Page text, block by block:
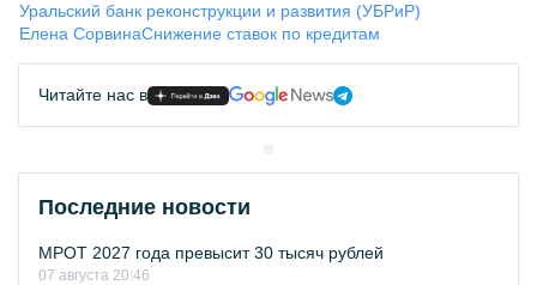
Уральский банк реконструкции и развития (УБРиР)
Елена СорвинаСнижение ставок по кредитам
Читайте нас в
Последние новости
МРОТ 2027 года превысит 30 тысяч рублей
07 августа 20:46